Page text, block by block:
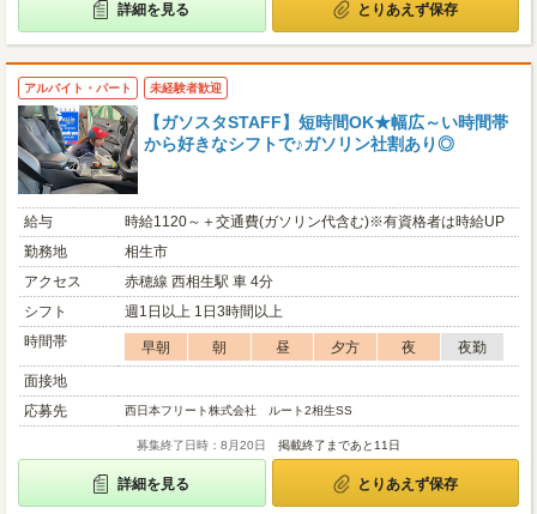
詳細を見る とりあえず保存
アルバイト・パート 未経験者歓迎
【ガソスタSTAFF】短時間OK★幅広～い時間帯
から好きなシフトで♪ガソリン社割あり◎
給与
時給1120～＋交通費(ガソリン代含む)※有資格者は時給UP
勤務地
相生市
アクセス
赤穂線 西相生駅 車 4分
シフト
週1日以上 1日3時間以上
時間帯
早朝 朝 昼 夕方 夜
夜勤
面接地
応募先
西日本フリート株式会社 ルート2相生SS
募集終了日時：8月20日 掲載終了まであと11日
詳細を見る とりあえず保存